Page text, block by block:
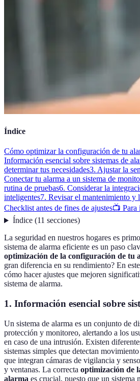
Índice
Cómo optimizar la configuración de tu
Información esencial sobre sistemas de
determinar tus necesidades3. Ajustar la
Conectar tu alarma a un sistema de
rutina de pruebas6. Considerar la
inteligentes7. Revisar el mantenimiento y
Checklist antes de fines de ajustes📺 Para
Índice(11 secciones)
La seguridad en nuestros hogares es
sistema de alarma eficiente es un paso
optimización de la configuración de tu
gran diferencia en su rendimiento? En
cómo hacer ajustes que mejoren
sistema de alarma.
1. Información esencial sobre
Un sistema de alarma es un conjunto de
protección y monitoreo, alertando a los
en caso de una intrusión. Existen
sistemas simples que detectan
que integran cámaras de vigilancia y
y ventanas. La correcta optimización de
alarma es crucial, puesto que un sistema